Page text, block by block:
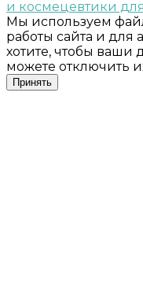
Мы используем
работы сайта и для
хотите, чтобы ваши
можете отключить
Принять